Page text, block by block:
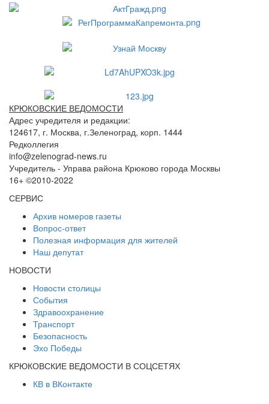
КРЮКОВСКИЕ ВЕДОМОСТИ
Адрес учредителя и редакции:
124617, г. Москва, г.Зеленоград, корп. 1444
Редколлегия
info@zelenograd-news.ru
Учредитель - Управа района Крюково города Москвы
16+ ©2010-2022
СЕРВИС
Архив номеров газеты
Вопрос-ответ
Полезная информация для жителей
Наш депутат
НОВОСТИ
Новости столицы
События
Здравоохранение
Транспорт
Безопасность
Эхо Победы
КРЮКОВСКИЕ ВЕДОМОСТИ В СОЦСЕТЯХ
КВ в ВКонтакте